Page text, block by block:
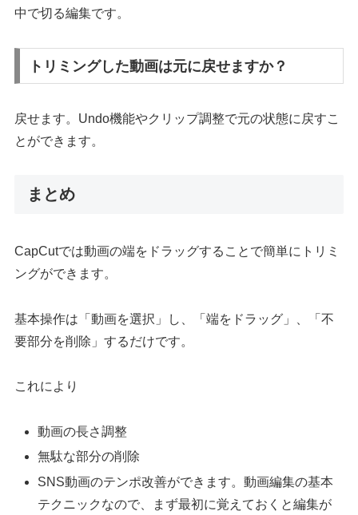
中で切る編集です。
トリミングした動画は元に戻せますか？
戻せます。Undo機能やクリップ調整で元の状態に戻すこ
とができます。
まとめ
CapCutでは動画の端をドラッグすることで簡単にトリミ
ングができます。
基本操作は「動画を選択」し、「端をドラッグ」、「不
要部分を削除」するだけです。
これにより
動画の長さ調整
無駄な部分の削除
SNS動画のテンポ改善ができます。動画編集の基本
テクニックなので、まず最初に覚えておくと編集が